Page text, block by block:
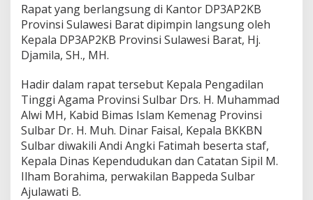
a
h
a
n
r
k
a
w
i
n
a
n
Rapat yang berlangsung di Kantor DP3AP2KB
Provinsi Sulawesi Barat dipimpin langsung oleh
Kepala DP3AP2KB Provinsi Sulawesi Barat, Hj.
Djamila, SH., MH.
Hadir dalam rapat tersebut Kepala Pengadilan
Tinggi Agama Provinsi Sulbar Drs. H. Muhammad
Alwi MH, Kabid Bimas Islam Kemenag Provinsi
Sulbar Dr. H. Muh. Dinar Faisal, Kepala BKKBN
Sulbar diwakili Andi Angki Fatimah beserta staf,
Kepala Dinas Kependudukan dan Catatan Sipil M.
Ilham Borahima, perwakilan Bappeda Sulbar
Ajulawati B.